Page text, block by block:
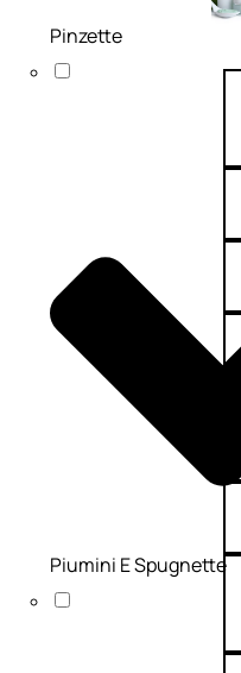
Pinzette
Piumini E Spugnette